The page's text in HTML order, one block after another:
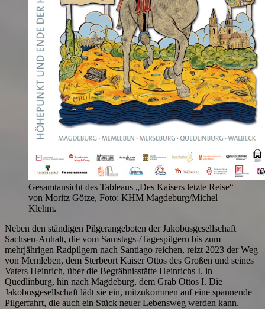
Gesamtansicht des Tableaus „Des Kaisers letzte Reise“
von Moritz Götze, Foto: KHM Magdeburg/Michel
Klehm.
Neben den ständigen Pilgerangeboten der Jakobusgesellschaft
Sachsen-Anhalt, die vom Samstags-/Tagespilgern bis zum
mehrjährigen Radpilgern nach Santiago reichen, reizt 2023 der Weg
von Memleben, dem Sterbeort Kaiser Ottos des Großen und seines
Vaters Heinrich, über die Begräbnisstätte Heinrichs I. in
Quedlinburg, hin nach Magdeburg, dem Grab Ottos I. Die
Jakobusgesellschaft lädt sie ein, mitzukommen auf eine spannende
Pilgerfahrt, die auch ein Stück neuer Lebensweg werden kann.